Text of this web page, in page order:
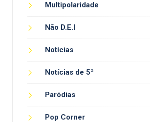
Multipolaridade
Não D.E.I
Notícias
Notícias de 5ª
Paródias
Pop Corner